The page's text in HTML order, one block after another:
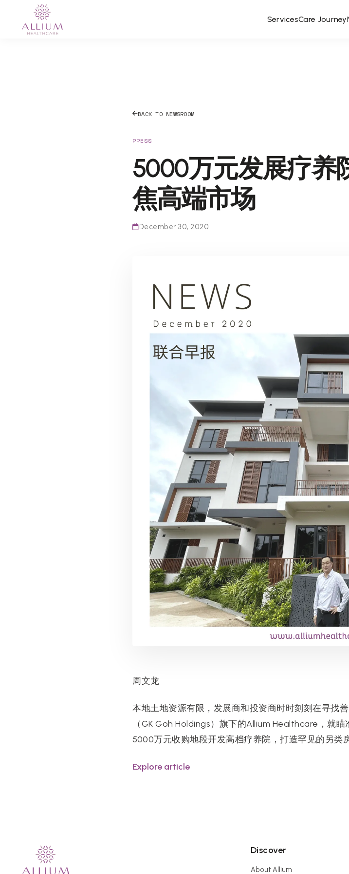
ServicesCare Journey
BACK TO NEWSROOM
PRESS
5000万元发展疗养
焦高端市场
December 30, 2020
周文龙
本地土地资源有限，发展商和投资商时时刻刻在寻找
（GK Goh Holdings）旗下的Allium Healthcare，就
5000万元收购地段开发高档疗养院，打造罕见的另类
Explore article
Discover
About Allium